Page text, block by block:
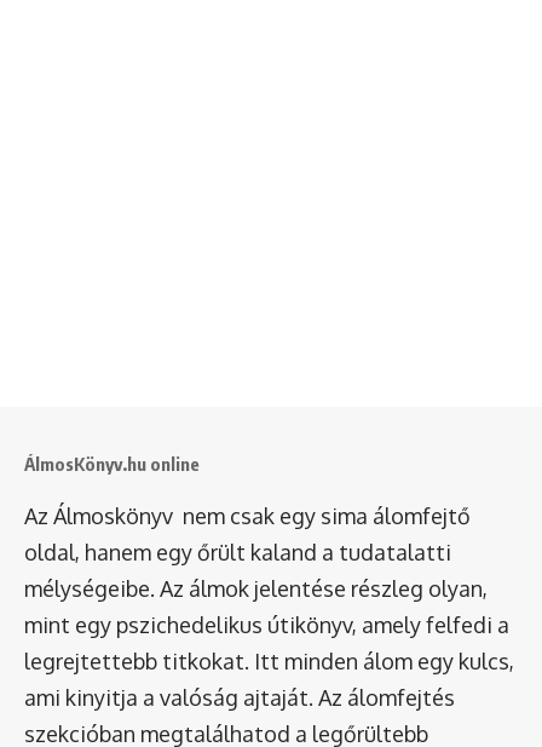
ÁlmosKönyv.hu online
Az Álmoskönyv nem csak egy sima álomfejtő
oldal, hanem egy őrült kaland a tudatalatti
mélységeibe. Az álmok jelentése részleg olyan,
mint egy pszichedelikus útikönyv, amely felfedi a
legrejtettebb titkokat. Itt minden álom egy kulcs,
ami kinyitja a valóság ajtaját. Az álomfejtés
szekcióban megtalálhatod a legőrültebb